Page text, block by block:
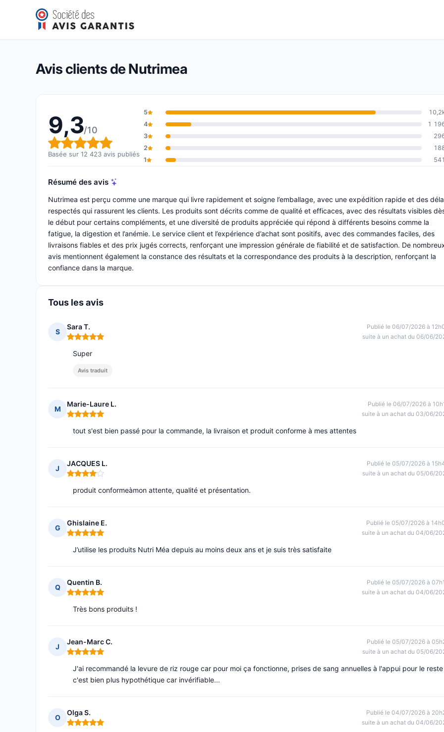
Nutrimea
Note globale : 9,3 sur 10
9,3/10(12 423 avis)
Avis clients de Nutrimea
9,3/10
Note globale : 9,3 sur 10
Basée sur 12 423 avis publiés
5
4
1
3
2
1
541
Résumé des avis
Nutrimea est perçu comme une marque qui livre rapidement et soigne l’emballage, avec une expédition rapide et des
respectés qui rassurent les clients. Les produits sont décrits comme de qualité et efficaces, avec des résultats visibles
le début pour certains compléments, et une diversité de produits appréciée qui répond à différents besoins comme la
fatigue, la digestion et l’anémie. Le service client et l’expérience d’achat sont positifs, avec des commandes faciles, des
livraisons fiables et des prix jugés corrects, renforçant une impression générale de fiabilité et de satisfaction. De
avis mentionnent également la constance des résultats et la correspondance des produits à la description, renforçant la
confiance dans la marque.
Tous les avis
S
Sara T.
Note : 5 sur 5
Publié le 06/07/2026 à
suite à un achat du 06/06/
Super
Avis traduit
M
Marie-Laure L.
Note : 5 sur 5
Publié le 06/07/2026 à
suite à un achat du 03/06/
tout s'est bien passé pour la commande, la livraison et produit conforme à mes attentes
J
JACQUES L.
Note : 4 sur 5
Publié le 05/07/2026 à
suite à un achat du 05/06/
produit conformeàmon attente, qualité et présentation.
G
Ghislaine E.
Note : 5 sur 5
Publié le 05/07/2026 à
suite à un achat du 04/06/
J’utilise les produits Nutri Méa depuis au moins deux ans et je suis très satisfaite
Q
Quentin B.
Note : 5 sur 5
Publié le 05/07/2026 à
suite à un achat du 04/06/
Très bons produits !
J
Jean-Marc C.
Note : 5 sur 5
Publié le 05/07/2026 à
suite à un achat du 05/06/
J'ai recommandé la levure de riz rouge car pour moi ça fonctionne, prises de sang annuelles à l'appui pour le reste
c'est bien plus hypothétique car invérifiable...
O
Olga S.
Note : 5 sur 5
Publié le 04/07/2026 à
suite à un achat du 04/06/